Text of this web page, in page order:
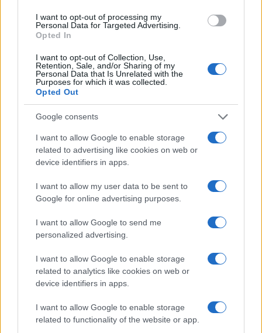
I want to opt-out of processing my
Personal Data for Targeted Advertising.
Opted In
I want to opt-out of Collection, Use,
Retention, Sale, and/or Sharing of my
Personal Data that Is Unrelated with the
Purposes for which it was collected.
Opted Out
Google consents
I want to allow Google to enable storage
related to advertising like cookies on web or
device identifiers in apps.
I want to allow my user data to be sent to
Google for online advertising purposes.
I want to allow Google to send me
personalized advertising.
I want to allow Google to enable storage
related to analytics like cookies on web or
device identifiers in apps.
I want to allow Google to enable storage
related to functionality of the website or app.
Ricevi le nostre ultime news
daGoogle News
F
ce
o
k
T
it
r
Pi
te
st
W
h
at
A
p
S
a
re
Articolo precedente
NOTIZIE RECENTI
Gallura